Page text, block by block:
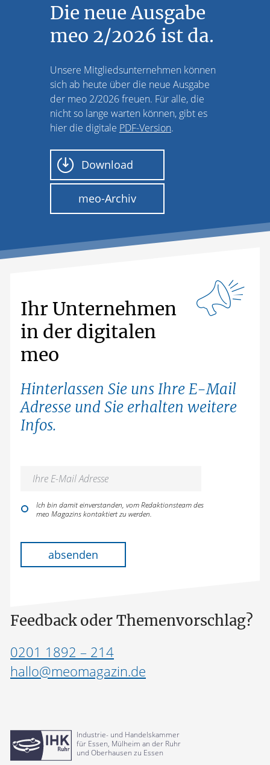
Die neue Ausgabe
meo 2/2026 ist da.
Unsere Mitgliedsunternehmen können
sich ab heute über die neue Ausgabe
der meo 2/2026 freuen. Für alle, die
nicht so lange warten können, gibt es
hier die digitale PDF-Version.
Download
meo-Archiv
Ihr Unternehmen
in der digitalen
meo
Hinterlassen Sie uns Ihre E-Mail
Adresse und Sie erhalten weitere
Infos.
Ich bin damit einverstanden, vom Redaktionsteam des
meo Magazins kontaktiert zu werden.
absenden
Feedback oder Themenvorschlag?
0201 1892 – 214
hallo@meomagazin.de
Industrie- und Handelskammer
für Essen, Mülheim an der Ruhr
und Oberhausen zu Essen